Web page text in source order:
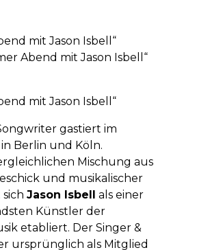
mit Jason Isbell“
Abend mit Jason Isbell“
mit Jason Isbell“
gastiert im
Berlin und Köln.
Mischung aus
und musikalischer
Jason Isbell als einer
Künstler der
etabliert. Der Singer &
ursprünglich als Mitglied